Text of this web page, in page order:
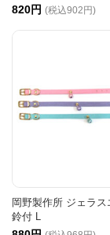
820円 (税込902円)
岡野製作所 ジェラス
鈴付 L